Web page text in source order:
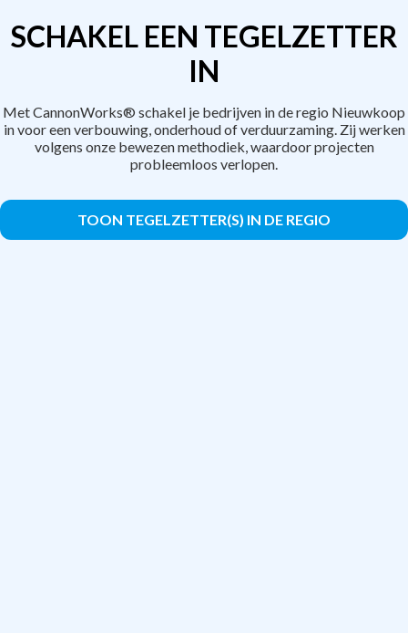
SCHAKEL EEN TEGELZETTER
IN
Met CannonWorks® schakel je bedrijven in de regio Nieuwkoop
in voor een verbouwing, onderhoud of verduurzaming. Zij werken
volgens onze bewezen methodiek, waardoor projecten
probleemloos verlopen.
TOON TEGELZETTER(S) IN DE REGIO